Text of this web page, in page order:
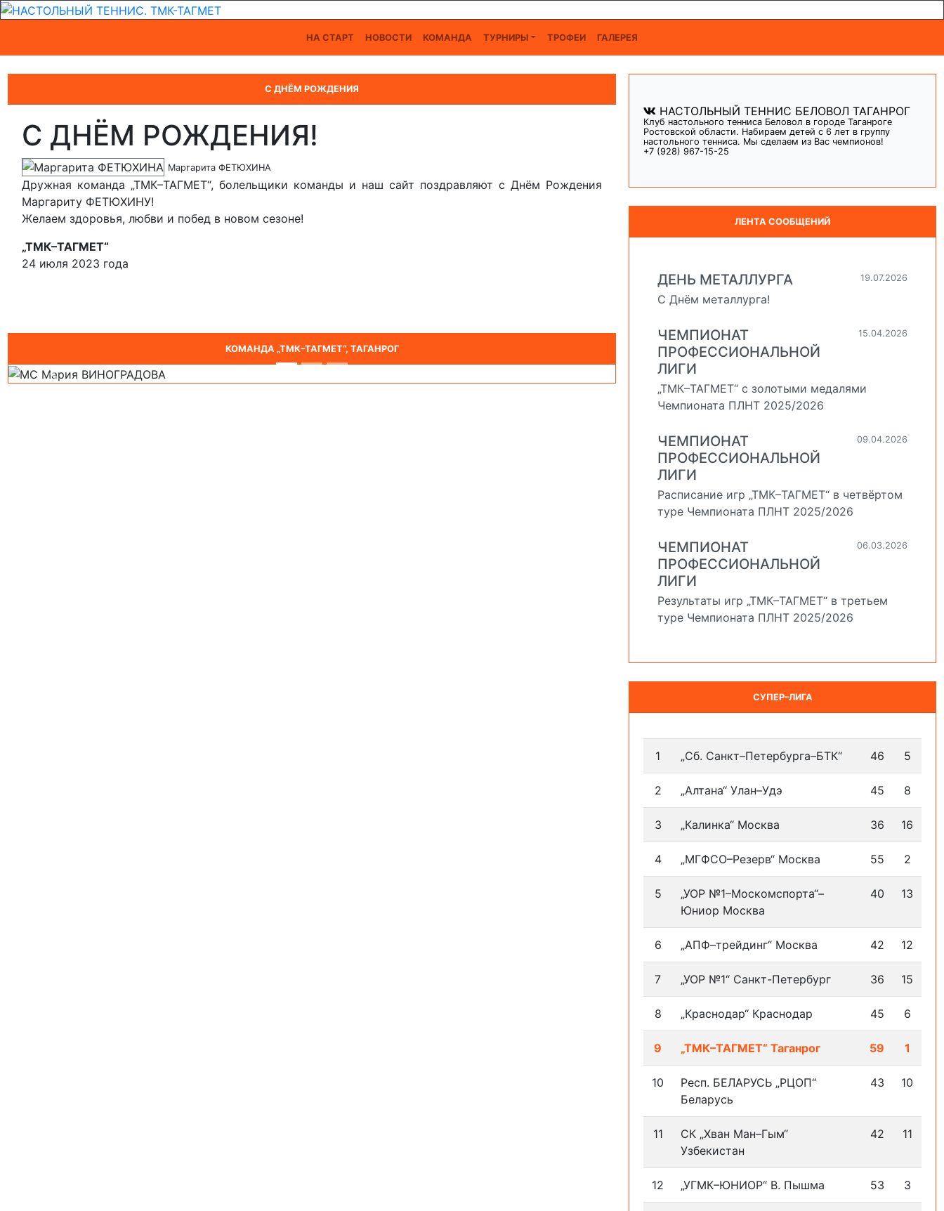
НА СТАРТ НОВОСТИ КОМАНДА ТУРНИРЫ ТРОФЕИ ГАЛЕРЕЯ
С ДНЁМ РОЖДЕНИЯ
С ДНЁМ РОЖДЕНИЯ!
Маргарита ФЕТЮХИНА
Дружная команда „ТМК–ТАГМЕТ“, болельщики команды и наш сайт поздравляют с Днём Рождения
Маргариту ФЕТЮХИНУ!
Желаем здоровья, любви и побед в новом сезоне!
„ТМК–ТАГМЕТ“
24 июля 2023 года
КОМАНДА „ТМК–ТАГМЕТ“, ТАГАНРОГ
Подробнее
Предыдущий Следующий
НАСТОЛЬНЫЙ ТЕННИС БЕЛОВОЛ ТАГАНРОГ
Клуб настольного тенниса Беловол в городе Таганроге
Ростовской области. Набираем детей с 6 лет в группу
настольного тенниса. Мы сделаем из Вас чемпионов!
+7 (928) 967-15-25
ЛЕНТА СООБЩЕНИЙ
ДЕНЬ МЕТАЛЛУРГА 19.07.2026
С Днём металлурга!
ЧЕМПИОНАТ
ПРОФЕССИОНАЛЬНОЙ
ЛИГИ
15.04.2026
„ТМК–ТАГМЕТ“ с золотыми медалями
Чемпионата ПЛНТ 2025/2026
ЧЕМПИОНАТ
ПРОФЕССИОНАЛЬНОЙ
ЛИГИ
09.04.2026
Расписание игр „ТМК–ТАГМЕТ“ в четвёртом
туре Чемпионата ПЛНТ 2025/2026
ЧЕМПИОНАТ
ПРОФЕССИОНАЛЬНОЙ
ЛИГИ
06.03.2026
Результаты игр „ТМК–ТАГМЕТ“ в третьем
туре Чемпионата ПЛНТ 2025/2026
СУПЕР–ЛИГА
1 „Сб. Санкт–Петербурга–БТК“ 46 5
2 „Алтана“ Улан–Удэ 45 8
3 „Калинка“ Москва 36 16
4 „МГФСО–Резерв“ Москва 55 2
5
„УОР №1–Москомспорта“–
Юниор Москва
40 13
6 „АПФ–трейдинг“ Москва 42 12
7 „УОР №1“ Санкт-Петербург 36 15
8 „Краснодар“ Краснодар 45 6
9 „ТМК–ТАГМЕТ“ Таганрог 59 1
10
Респ. БЕЛАРУСЬ „РЦОП“
Беларусь
43 10
11
СК „Хван Ман–Гым“
Узбекистан
42 11
12 „УГМК–ЮНИОР“ В. Пышма 53 3